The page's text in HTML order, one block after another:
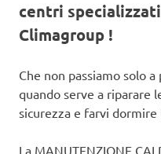
centri
Climagroup !
Che non passiamo solo
quando serve a riparare
sicurezza e farvi
La MANUTENZIONE